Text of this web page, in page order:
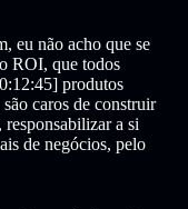
eu não acho que se
ROI, que todos
produtos
caros de construir
a si
de negócios, pelo